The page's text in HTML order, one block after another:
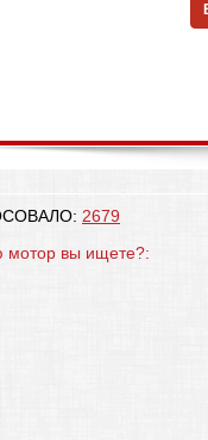
2679
мотор вы ищете?: